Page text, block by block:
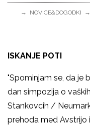
NOVICE&DOGODKI
ISKANJE POTI
"Spominjam se, da je
dan simpozija o
Stankovcih /
prehoda med Avstrijo